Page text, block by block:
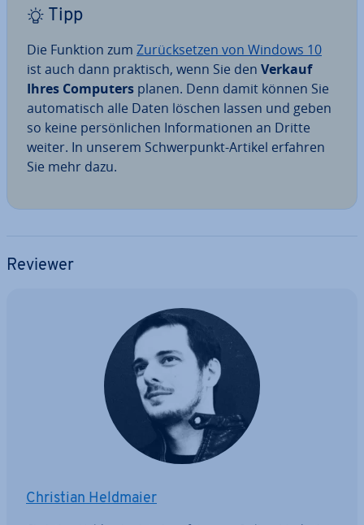
Tipp
Die Funktion zum Zu­rück­set­zen von Windows 10
ist auch dann praktisch, wenn Sie den Verkauf
Ihres Computers planen. Denn damit können Sie
au­to­ma­tisch alle Daten löschen lassen und geben
so keine per­sön­li­chen In­for­ma­tio­nen an Dritte
weiter. In unserem Schwer­punkt-Artikel erfahren
Sie mehr dazu.
Reviewer
Christian Heldmaier